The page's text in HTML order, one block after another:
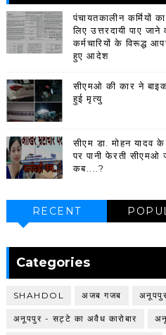
पंचायतकालीन कर्मियों
लिए उत्तरदायी पाए जाने
कर्मचारियों के विरूद्ध
हुए आदेश
सीएमओ की कार ने
हुई मृत्यु
सीएम डा. मोहन यादव
पर पानी फेरती सीएमओ
कब....?
RECENT
Categories
SHAHDOL अजब गजब
अनूपपुर - सट्टे का अवैध कारोबार